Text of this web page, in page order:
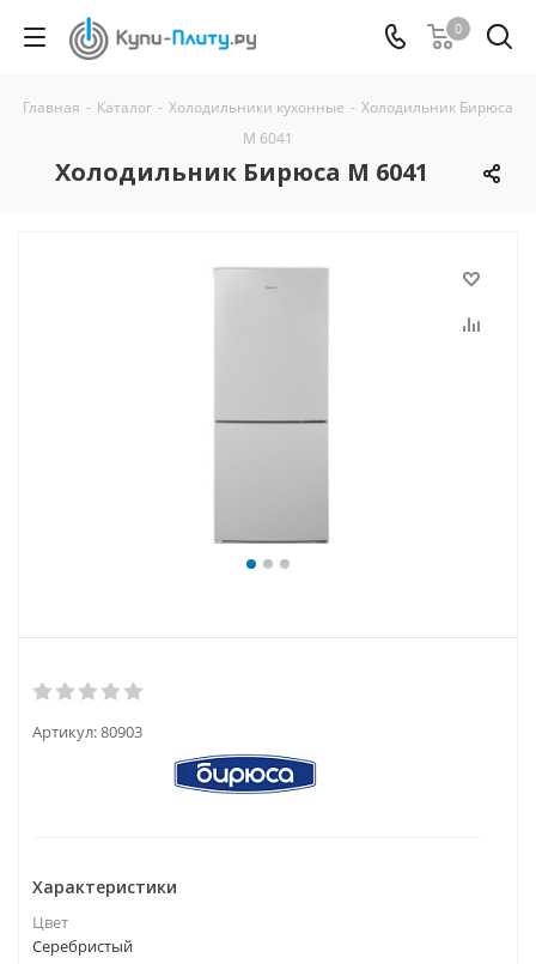
0
Главная - Каталог - Холодильники кухонные - Холодильник Бирюса
M 6041
Холодильник Бирюса M 6041
Артикул:80903
Характеристики
Цвет
Серебристый